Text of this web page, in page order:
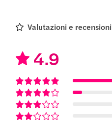
Valutazioni e recensioni
4.9